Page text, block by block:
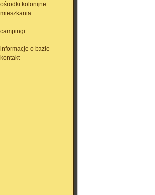
ośrodki kolonijne
mieszkania
campingi
informacje o bazie
kontakt